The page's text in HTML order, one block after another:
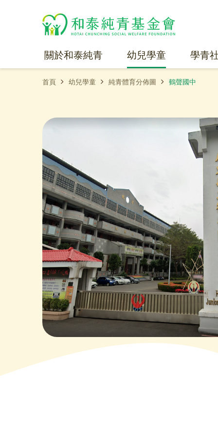
關於和泰純青 幼兒學童 學青
首頁 幼兒學童 純青體育分佈圖 鶴聲國中